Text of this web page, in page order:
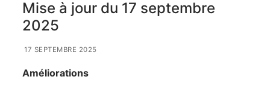
Mise à jour du 17 septembre
2025
17 SEPTEMBRE 2025
Améliorations